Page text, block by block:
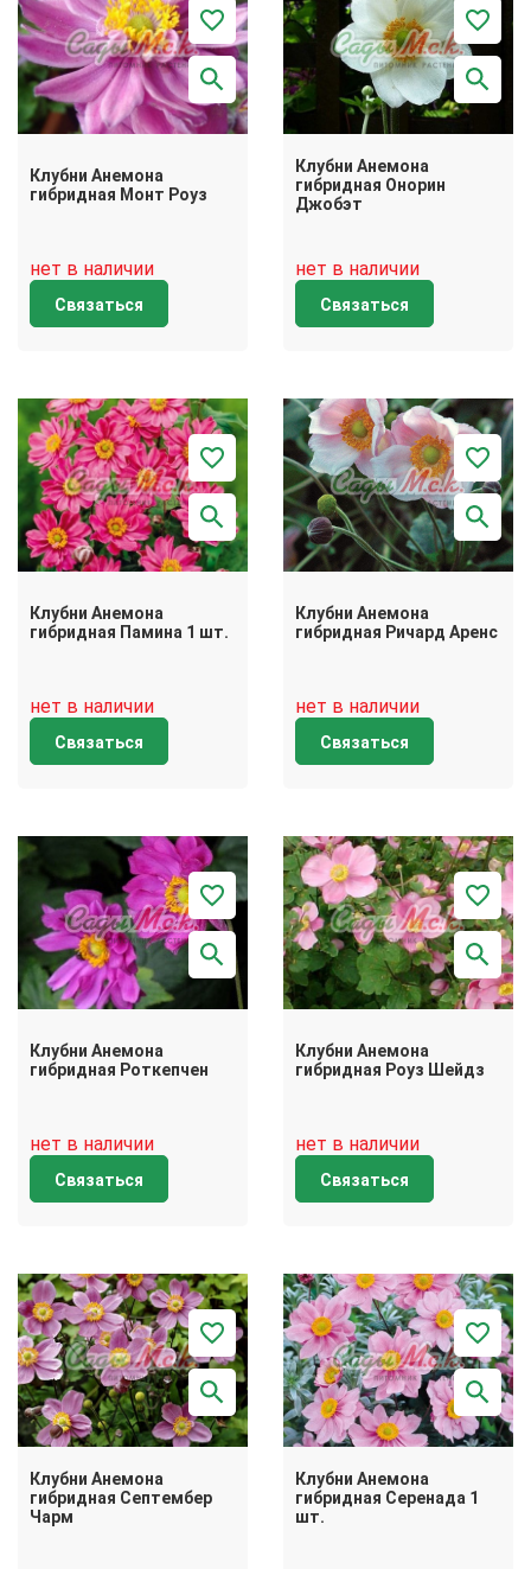
Клубни Анемона
гибридная Монт Роуз
нет в наличии
Связаться
Клубни Анемона
гибридная Онорин
Джобэт
нет в наличии
Связаться
Клубни Анемона
гибридная Памина 1 шт.
нет в наличии
Связаться
Клубни Анемона
гибридная Ричард Аренс
нет в наличии
Связаться
Клубни Анемона
гибридная Роткепчен
нет в наличии
Связаться
Клубни Анемона
гибридная Роуз Шейдз
нет в наличии
Связаться
Клубни Анемона
гибридная Септембер
Чарм
Клубни Анемона
гибридная Серенада 1
шт.